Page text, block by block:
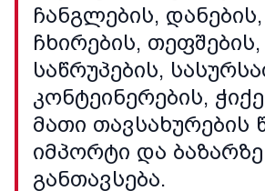
ჩანგლების,
ჩხირების, თეფშების,
საწრუპების,
კონტეინერების,
მათი თავსახურების
იმპორტი და ბაზარზე
განთავსება.